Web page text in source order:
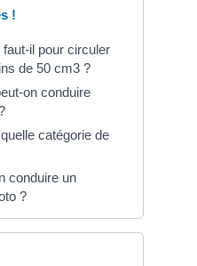
!
il pour circuler
de 50 cm3 ?
on conduire
catégorie de
conduire un
?